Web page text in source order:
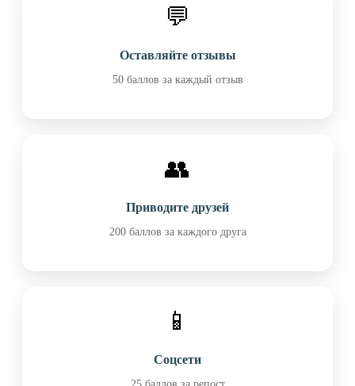
💬
Оставляйте отзывы
50 баллов за каждый отзыв
👥
Приводите друзей
200 баллов за каждого друга
📱
Соцсети